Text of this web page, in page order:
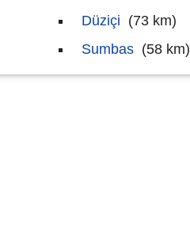
Düziçi (73 km)
Sumbas (58 km)